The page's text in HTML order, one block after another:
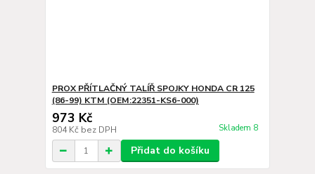
PROX PŘÍTLAČNÝ TALÍŘ SPOJKY HONDA CR 125
(86-99) KTM (OEM:22351-KS6-000)
973 Kč
804 Kč bez DPH Skladem 8
Přidat do košíku